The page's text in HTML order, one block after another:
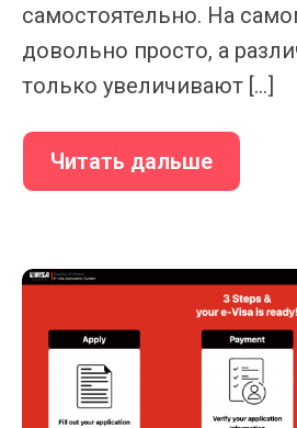
самостоятельно. На
довольно просто, а
только увеличивают […]
Читать дальше